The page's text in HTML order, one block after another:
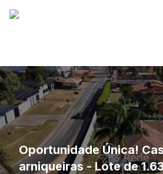
Oportunidade Única!
arniqueiras - Lote de